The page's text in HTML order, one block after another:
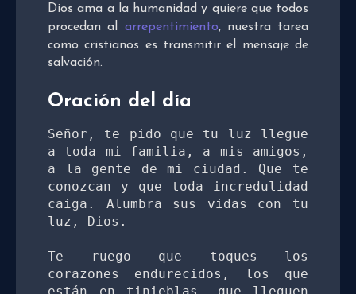
Dios ama a la humanidad y quiere que todos
procedan al arrepentimiento, nuestra tarea
como cristianos es transmitir el mensaje de
salvación.
Oración del día
Señor, te pido que tu luz llegue
a toda mi familia, a mis amigos,
a la gente de mi ciudad. Que te
conozcan y que toda incredulidad
caiga. Alumbra sus vidas con tu
luz, Dios.
Te ruego que toques los
corazones endurecidos, los que